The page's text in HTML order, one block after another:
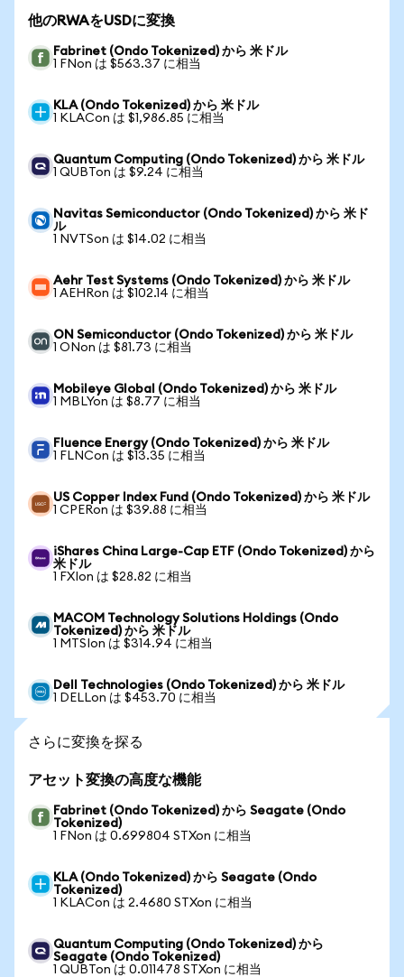
他のRWAをUSDに変換
Fabrinet (Ondo Tokenized) から 米ドル
1 FNon は $563.37 に相当
KLA (Ondo Tokenized) から 米ドル
1 KLACon は $1,986.85 に相当
Quantum Computing (Ondo Tokenized) から 米ドル
1 QUBTon は $9.24 に相当
Navitas Semiconductor (Ondo Tokenized) から 米ド
ル
1 NVTSon は $14.02 に相当
Aehr Test Systems (Ondo Tokenized) から 米ドル
1 AEHRon は $102.14 に相当
ON Semiconductor (Ondo Tokenized) から 米ドル
1 ONon は $81.73 に相当
Mobileye Global (Ondo Tokenized) から 米ドル
1 MBLYon は $8.77 に相当
Fluence Energy (Ondo Tokenized) から 米ドル
1 FLNCon は $13.35 に相当
US Copper Index Fund (Ondo Tokenized) から 米ドル
1 CPERon は $39.88 に相当
iShares China Large-Cap ETF (Ondo Tokenized) から
米ドル
1 FXIon は $28.82 に相当
MACOM Technology Solutions Holdings (Ondo
Tokenized) から 米ドル
1 MTSIon は $314.94 に相当
Dell Technologies (Ondo Tokenized) から 米ドル
1 DELLon は $453.70 に相当
さらに変換を探る
アセット変換の高度な機能
Fabrinet (Ondo Tokenized) から Seagate (Ondo
Tokenized)
1 FNon は 0.699804 STXon に相当
KLA (Ondo Tokenized) から Seagate (Ondo
Tokenized)
1 KLACon は 2.4680 STXon に相当
Quantum Computing (Ondo Tokenized) から
Seagate (Ondo Tokenized)
1 QUBTon は 0.011478 STXon に相当